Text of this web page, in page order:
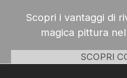
Scopri i vantaggi di
magica pittura
SCOPRI